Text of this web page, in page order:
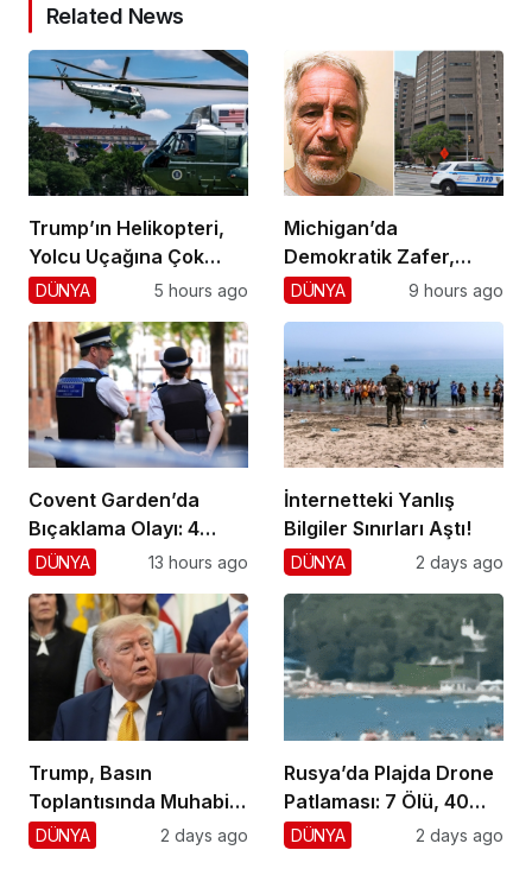
Related News
Trump’ın Helikopteri,
Yolcu Uçağına Çok
Yaklaştı!
DÜNYA 5 hours ago
Michigan’da
Demokratik Zafer,
Cumhuriyetçilere
DÜNYA 9 hours ago
Covent Garden’da
Bıçaklama Olayı: 4
Yaralı, 1 Gözaltı
DÜNYA 13 hours ago
İnternetteki Yanlış
Bilgiler Sınırları Aştı!
DÜNYA 2 days ago
Trump, Basın
Toplantısında Muhabiri
Fena Yerden Aldı
DÜNYA 2 days ago
Rusya’da Plajda Drone
Patlaması: 7 Ölü, 40
Yaralı
DÜNYA 2 days ago